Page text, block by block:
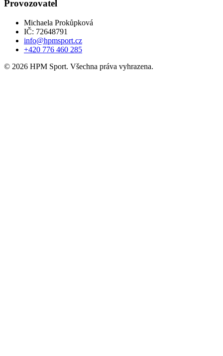
Provozovatel
Michaela Prokůpková
IČ: 72648791
info@hpmsport.cz
+420 776 460 285
© 2026 HPM Sport. Všechna práva vyhrazena.